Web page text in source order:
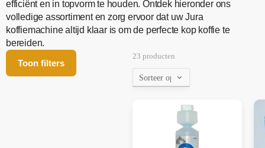
efficiënt en in topvorm te houden. Ontdek hieronder ons
volledige assortiment en zorg ervoor dat uw Jura
koffiemachine altijd klaar is om de perfecte kop koffie te
bereiden.
Toon filters
23 producten